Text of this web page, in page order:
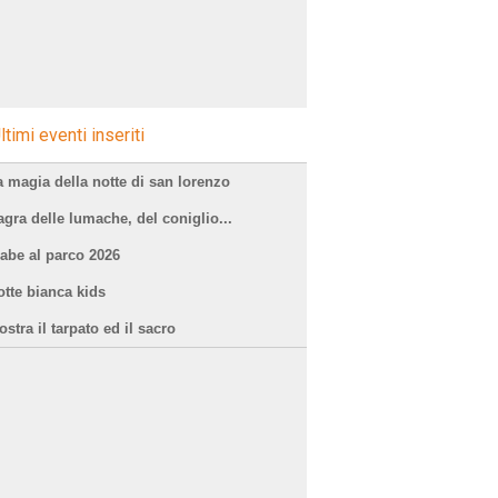
eventi inseriti
magia della notte di san lorenzo
delle lumache, del coniglio...
al parco 2026
bianca kids
il tarpato ed il sacro